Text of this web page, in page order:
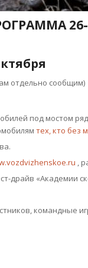
отдельно сообщим)
под мостом
тех, кто без
,
драйв «Академии
командные